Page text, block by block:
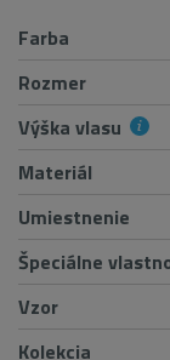
Farba
Rozmer
Výška vlasu
Materiál
Umiestnenie
Špeciálne
Vzor
Kolekcia